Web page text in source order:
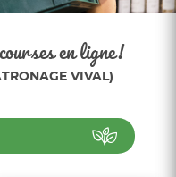
en ligne!
VIVAL)